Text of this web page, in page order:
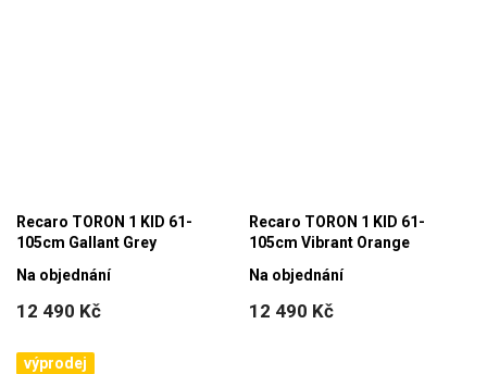
Recaro TORON 1 KID 61-
105cm Gallant Grey
12 490 Kč
Na objednání
Recaro TORON 1 KID 61-
105cm Vibrant Orange
12 490 Kč
Na objednání
výprodej